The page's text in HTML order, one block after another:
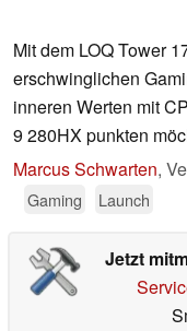
Mit dem LOQ Tower
erschwinglichen
inneren Werten mit
9 280HX punkten
Marcus Schwarten,
Gaming
Launch
Jetzt